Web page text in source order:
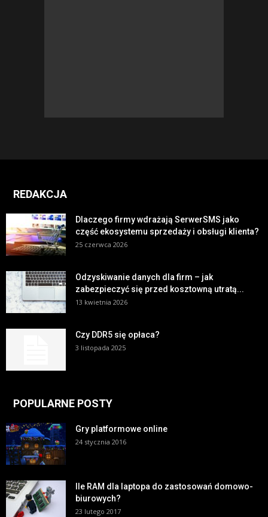
REDAKCJA
Dlaczego firmy wdrażają SerwerSMS jako
część ekosystemu sprzedaży i obsługi klienta?
25 czerwca 2026
Odzyskiwanie danych dla firm – jak
zabezpieczyć się przed kosztowną utratą...
13 kwietnia 2026
Czy DDR5 się opłaca?
3 listopada 2025
POPULARNE POSTY
Gry platformowe online
24 stycznia 2016
Ile RAM dla laptopa do zastosowań domowo-
biurowych?
23 lutego 2017